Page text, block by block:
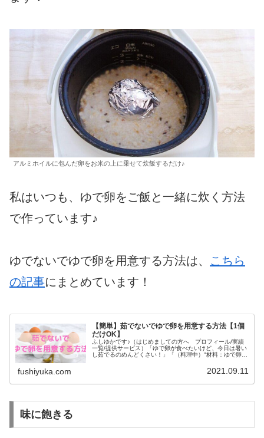
アルミホイルに包んだ卵をお米の上に乗せて炊飯するだけ♪
私はいつも、ゆで卵をご飯と一緒に炊く方法
で作っています♪
ゆでないでゆで卵を用意する方法は、 こちら
の記事にまとめています！
【簡単】茹でないでゆで卵を用意する方法【1個
だけOK】
ふしゆかです♪（はじめましての方へ プロフィール/実績
一覧/提供サービス）「ゆで卵が食べたいけど、今日は暑い
し茹でるのめんどくさい！」「（料理中）"材料：ゆで卵1
fushiyuka.com 2021.09.11
味に飽きる